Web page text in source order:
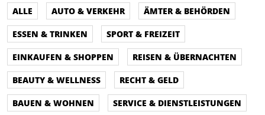
ALLE AUTO & VERKEHR
ÄMTER & BEHÖRDEN
ESSEN & TRINKEN
SPORT & FREIZEIT
EINKAUFEN & SHOPPEN
REISEN & ÜBERNACHTEN
BEAUTY & WELLNESS
RECHT & GELD
BAUEN & WOHNEN
SERVICE & DIENSTLEISTUNGEN